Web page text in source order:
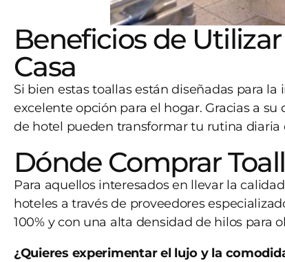
Beneficios de
Casa
Si bien estas toallas están diseñadas para
excelente opción para el hogar. Gracias a
de hotel pueden transformar tu rutina
Dónde Comprar
Para aquellos interesados en llevar la
hoteles a través de proveedores
100% y con una alta densidad de hilos para
¿Quieres experimentar el lujo y la